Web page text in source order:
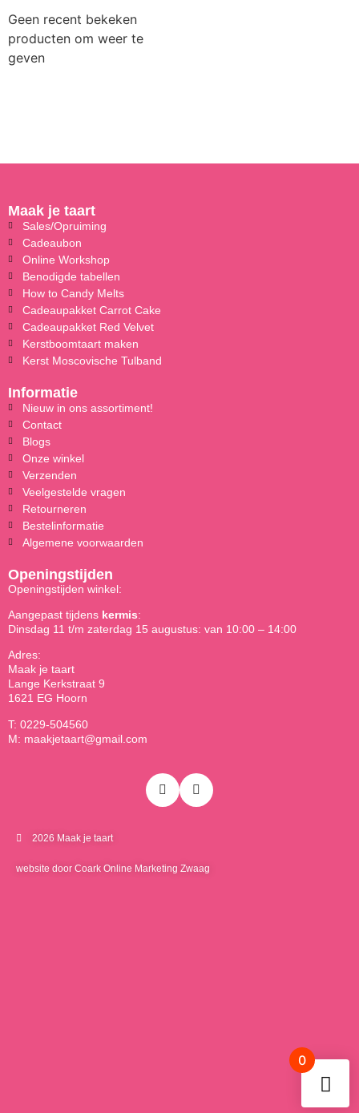
Geen recent bekeken
producten om weer te
geven
Maak je taart
Sales/Opruiming
Cadeaubon
Online Workshop
Benodigde tabellen
How to Candy Melts
Cadeaupakket Carrot Cake
Cadeaupakket Red Velvet
Kerstboomtaart maken
Kerst Moscovische Tulband
Informatie
Nieuw in ons assortiment!
Contact
Blogs
Onze winkel
Verzenden
Veelgestelde vragen
Retourneren
Bestelinformatie
Algemene voorwaarden
Openingstijden
Openingstijden winkel:
Aangepast tijdens kermis:
Dinsdag 11 t/m zaterdag 15 augustus: van 10:00 – 14:00
Adres:
Maak je taart
Lange Kerkstraat 9
1621 EG Hoorn
T: 0229-504560
M: maakjetaart@gmail.com
2026 Maak je taart
website door Coark Online Marketing Zwaag
0